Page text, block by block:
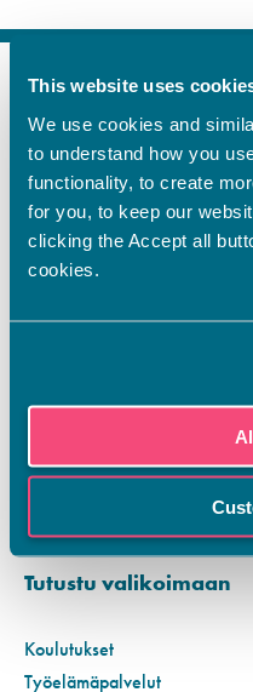
This website uses
We use cookies and
to understand how you
functionality, to create
for you, to keep our
clicking the Accept all
cookies.
YHTEYSTIEDOT
Vamian Infopiste:
Ruutikellarintie 2, 65100
Sampo-kampus
Sepänkyläntie 16, 65100
Tietosuoja
Saavutettavuusseloste
Tutustu valikoimaan
Koulutukset
Työelämäpalvelut